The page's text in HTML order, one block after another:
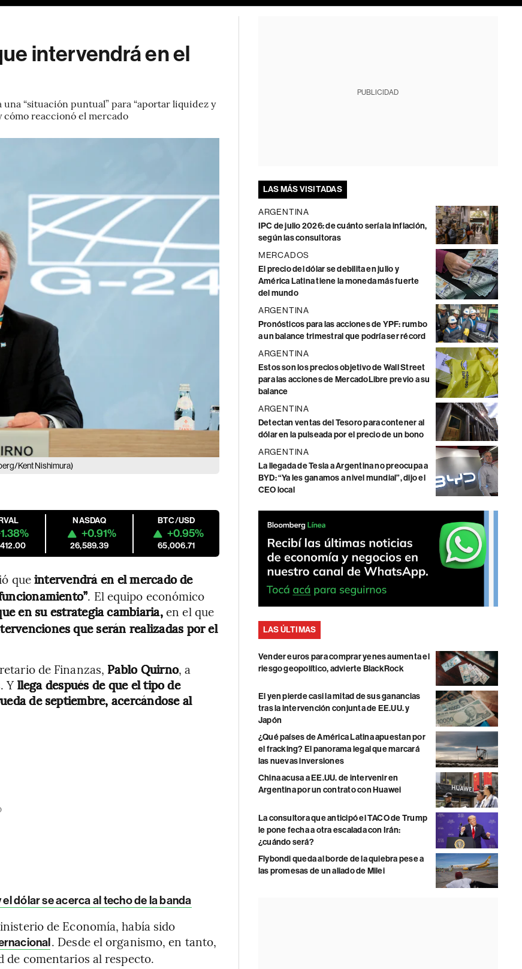
intervendrá en el
“situación puntual” para “aportar liquidez y
cómo reaccionó el mercado
Kent Nishimura)
NASDAQ
+0.91%
26,589.39
BTC/USD
+0.95%
65,006.71
queintervendrá en el mercado de
. El equipo económico
en su estrategia cambiaria,en el que
que serán realizadas por el
de Finanzas, Pablo Quirno, a
Yllega después de que el tipo de
de septiembre, acercándose al
dólar se acerca al techo de la banda
de Economía, había sido
. Desde el organismo, en tanto,
comentarios al respecto.
PUBLICIDAD
LAS MÁS VISITADAS
ARGENTINA
IPC de julio 2026: de cuánto sería la inflación,
según las consultoras
MERCADOS
El precio del dólar se debilita en julio y
América Latina tiene la moneda más fuerte
del mundo
ARGENTINA
Pronósticos para las acciones de YPF: rumbo
a un balance trimestral que podría ser récord
ARGENTINA
Estos son los precios objetivo de Wall Street
para las acciones de MercadoLibre previo a su
balance
ARGENTINA
Detectan ventas del Tesoro para contener al
dólar en la pulseada por el precio de un bono
ARGENTINA
La llegada de Tesla a Argentina no preocupa a
BYD: “Ya les ganamos a nivel mundial”, dijo el
CEO local
LAS ÚLTIMAS
Vender euros para comprar yenes aumenta el
riesgo geopolítico, advierte BlackRock
El yen pierde casi la mitad de sus ganancias
tras la intervención conjunta de EE.UU. y
Japón
¿Qué países de América Latina apuestan por
el fracking? El panorama legal que marcará
las nuevas inversiones
China acusa a EE.UU. de intervenir en
Argentina por un contrato con Huawei
La consultora que anticipó el TACO de Trump
le pone fecha a otra escalada con Irán:
¿cuándo será?
Flybondi queda al borde de la quiebra pese a
las promesas de un aliado de Milei